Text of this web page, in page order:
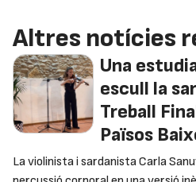
Altres notícies
Una
escull la
Treball
Països
La violinista i sardanista Carla